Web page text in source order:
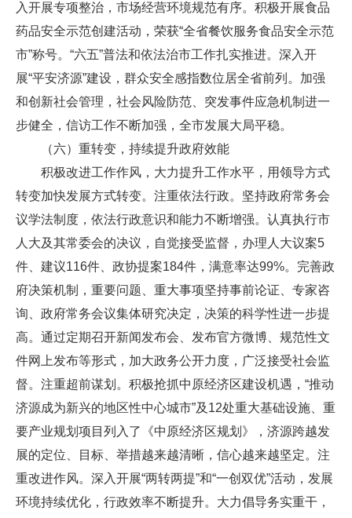
入开展专项整治，市场经营环境规范有序。积极开展食品
药品安全示范创建活动，荣获“全省餐饮服务食品安全示范
市”称号。“六五”普法和依法治市工作扎实推进。深入开
展“平安济源”建设，群众安全感指数位居全省前列。加强
和创新社会管理，社会风险防范、突发事件应急机制进一
步健全，信访工作不断加强，全市发展大局平稳。
（六）重转变，持续提升政府效能
积极改进工作作风，大力提升工作水平，用领导方式
转变加快发展方式转变。注重依法行政。坚持政府常务会
议学法制度，依法行政意识和能力不断增强。认真执行市
人大及其常委会的决议，自觉接受监督，办理人大议案5
件、建议116件、政协提案184件，满意率达99%。完善政
府决策机制，重要问题、重大事项坚持事前论证、专家咨
询、政府常务会议集体研究决定，决策的科学性进一步提
高。通过定期召开新闻发布会、发布官方微博、规范性文
件网上发布等形式，加大政务公开力度，广泛接受社会监
督。注重超前谋划。积极抢抓中原经济区建设机遇，“推动
济源成为新兴的地区性中心城市”及12处重大基础设施、重
要产业规划项目列入了《中原经济区规划》，济源跨越发
展的定位、目标、举措越来越清晰，信心越来越坚定。注
重改进作风。深入开展“两转两提”和“一创双优”活动，发展
环境持续优化，行政效率不断提升。大力倡导务实重干，